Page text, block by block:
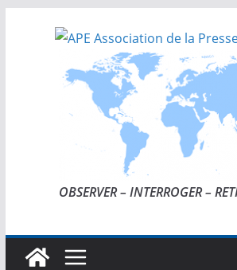
OBSERVER – INTERROGER –